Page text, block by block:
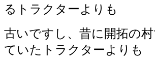
るトラクターよりも
古いですし、昔に開拓の
ていたトラクターよりも